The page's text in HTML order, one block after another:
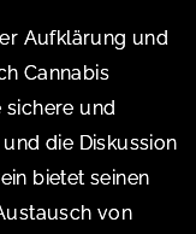
Aufklärung und
Cannabis
sichere und
die Diskussion
bietet seinen
von